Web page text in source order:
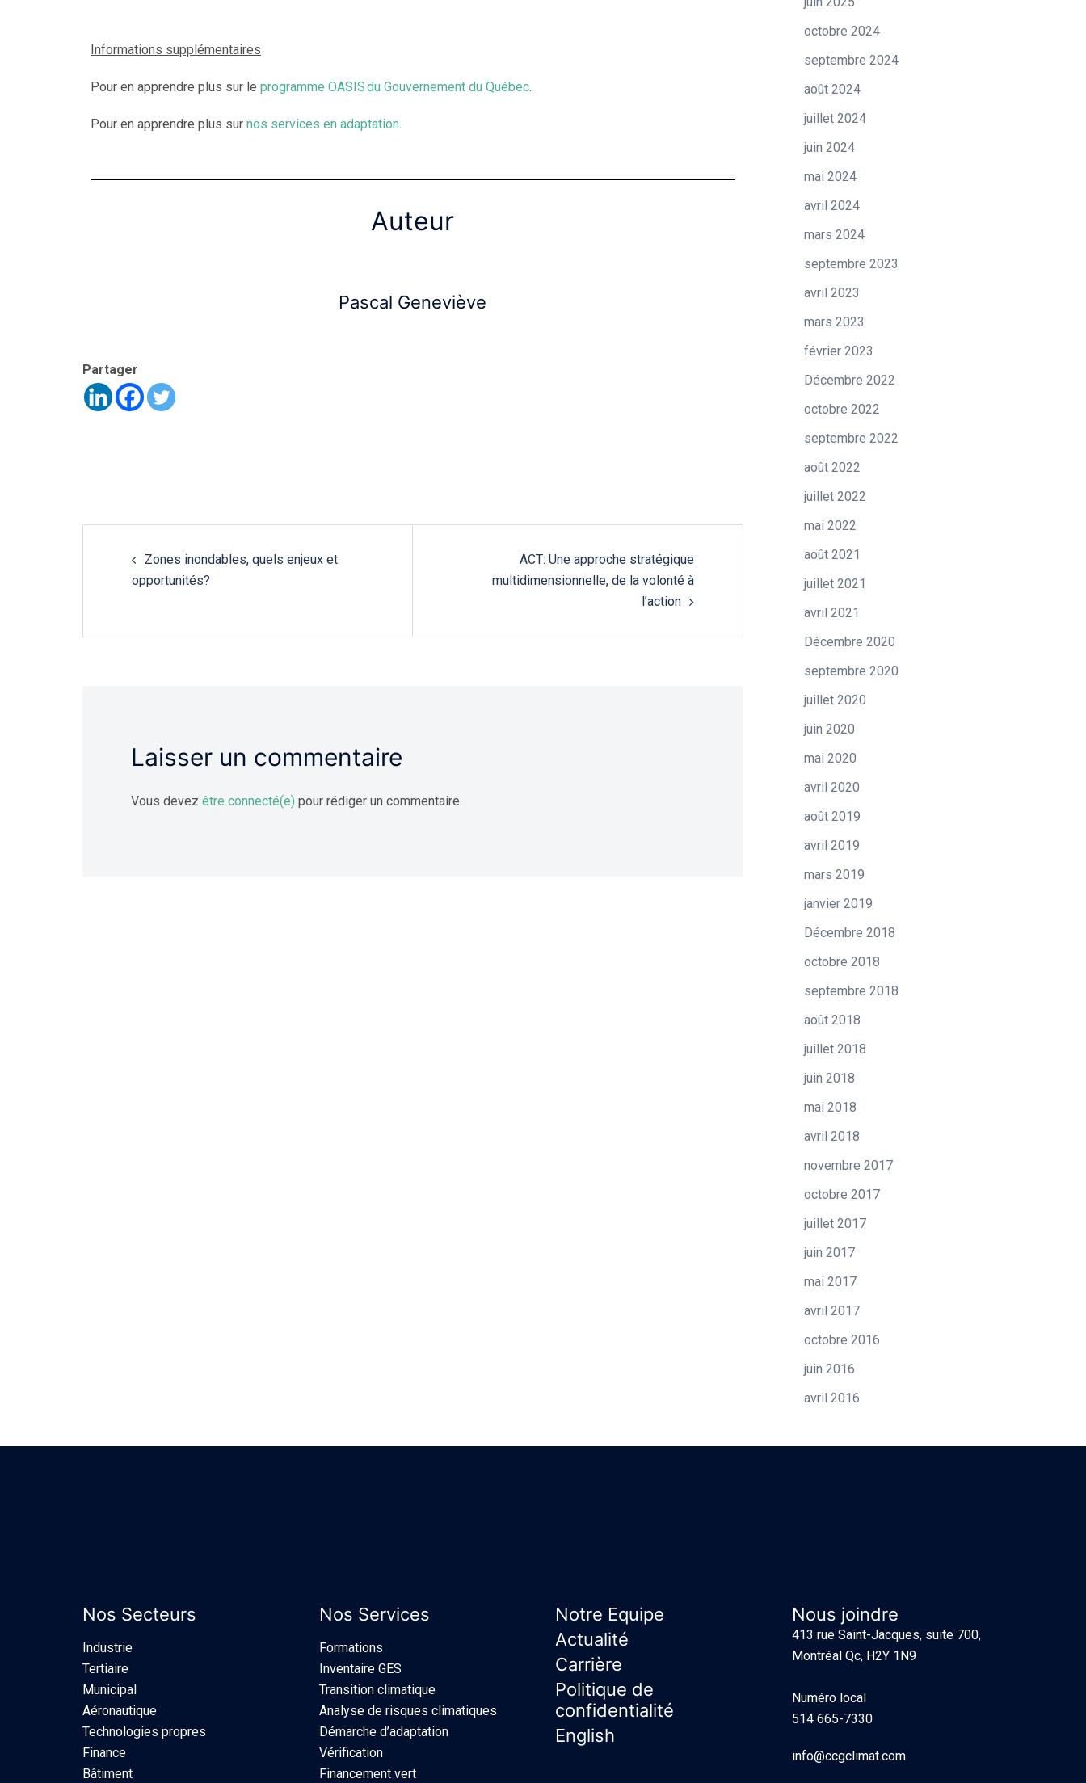
Informations supplémentaires
Pour en apprendre plus sur le programme OASIS du Gouvernement du Québec.
Pour en apprendre plus sur nos services en adaptation.
Auteur
Pascal Geneviève
Partager
Zones inondables, quels enjeux et
opportunités?
ACT: Une approche stratégique
multidimensionnelle, de la volonté à
l’action
Laisser un commentaire
Vous devez être connecté(e) pour rédiger un commentaire.
octobre 2024
septembre 2024
août 2024
juillet 2024
juin 2024
mai 2024
avril 2024
mars 2024
septembre 2023
avril 2023
mars 2023
février 2023
Décembre 2022
octobre 2022
septembre 2022
août 2022
juillet 2022
mai 2022
août 2021
juillet 2021
avril 2021
Décembre 2020
septembre 2020
juillet 2020
juin 2020
mai 2020
avril 2020
août 2019
avril 2019
mars 2019
janvier 2019
Décembre 2018
octobre 2018
septembre 2018
août 2018
juillet 2018
juin 2018
mai 2018
avril 2018
novembre 2017
octobre 2017
juillet 2017
juin 2017
mai 2017
avril 2017
octobre 2016
juin 2016
avril 2016
Nos Secteurs
Industrie​
Tertiaire
Municipal
Aéronautique
Technologies propres
Finance
Bâtiment
Nos Services
Formations
Inventaire GES
Transition climatique
Analyse de risques climatiques
Démarche d’adaptation
Vérification
Financement vert
Notre Equipe
Actualité
Carrière
Politique de
confidentialité
English
Nous joindre
413 rue Saint-Jacques, suite 700,
Montréal Qc, H2Y 1N9
Numéro local
514 665-7330
info@ccgclimat.com